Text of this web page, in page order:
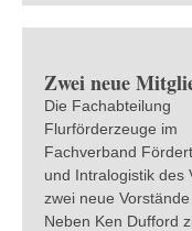
Zwei neue
Die Fachabteilung
Flurförderzeuge im
Fachverband
und Intralogistik des
zwei neue Vorstände
Neben Ken Dufford